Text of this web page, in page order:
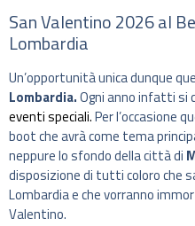
San Valentino 2026 al
Lombardia
Un’opportunità unica dunque
Lombardia.Ogni anno infatti si
eventi speciali.Per l’occasione
boot che avrà come tema
neppure lo sfondo della città di
disposizione di tutti coloro che
Lombardia e che vorranno
Valentino.